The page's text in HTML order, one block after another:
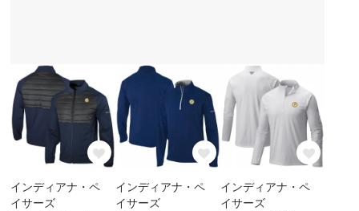
インディアナ・ペ
イサーズ
インディアナ・ペ
イサーズ
インディアナ・ペ
イサーズ